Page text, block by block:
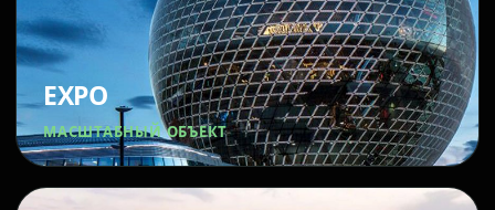
EXPO
МАСШТАБНЫЙ ОБЪЕКТ